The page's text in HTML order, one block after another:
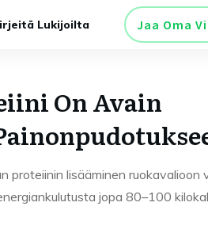
Lukijoilta Jaa Oma
On Avain
proteiinin lisääminen ruokavalioon
jopa 80–100